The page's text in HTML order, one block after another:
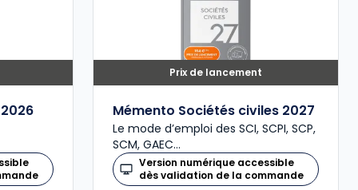
Prix de lancement
Mémento Sociétés civiles 2027
Le mode d’emploi des SCI, SCPI, SCP,
SCM, GAEC…
Version numérique accessible
dès validation de la commande